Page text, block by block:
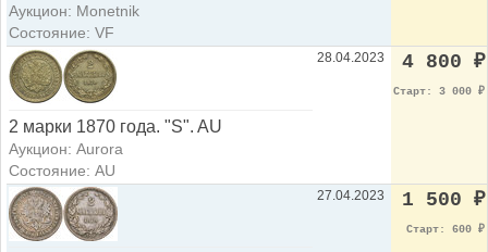
Аукцион: Monetnik
Состояние: VF
2 марки 1870 года. "S". AU
Аукцион: Aurora
Состояние: AU
28.04.2023 4 800 ₽
Старт: 3 000 ₽
27.04.2023 1 500 ₽
Старт: 600 ₽